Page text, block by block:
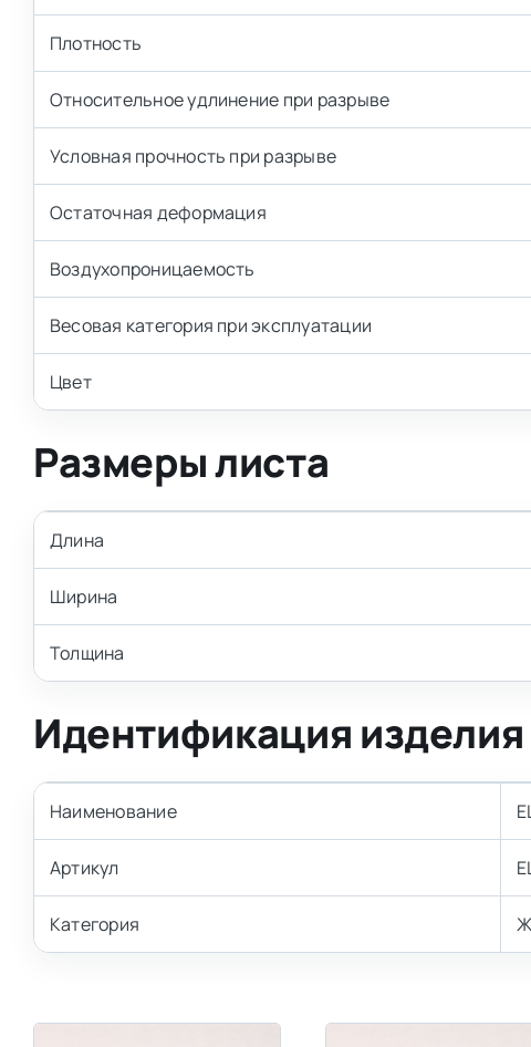
Плотность
Относительное удлинение при разрыве
Условная прочность при разрыве
Остаточная деформация
Воздухопроницаемость
Весовая категория при эксплуатации
Цвет
Размеры листа
Длина
Ширина
Толщина
Идентификация изделия
Наименование
Артикул
Категория